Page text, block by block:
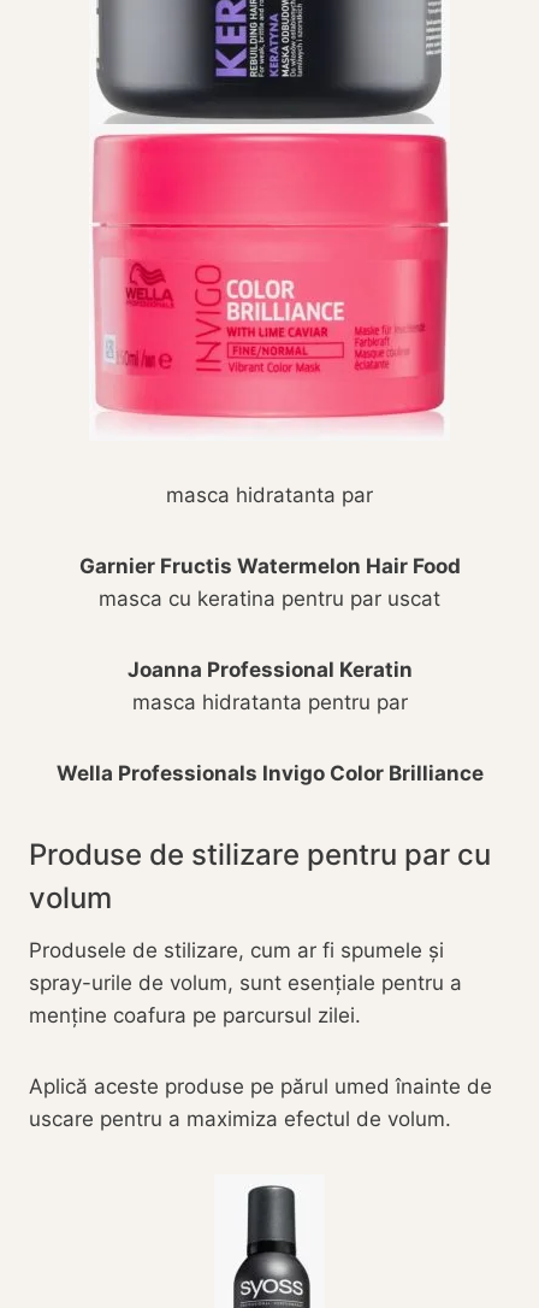
masca hidratanta par
Garnier Fructis Watermelon Hair Food
masca cu keratina pentru par uscat
Joanna Professional Keratin
masca hidratanta pentru par
Wella Professionals Invigo Color Brilliance
Produse de stilizare pentru par cu
volum
Produsele de stilizare, cum ar fi spumele și
spray-urile de volum, sunt esențiale pentru a
menține coafura pe parcursul zilei.
Aplică aceste produse pe părul umed înainte de
uscare pentru a maximiza efectul de volum.